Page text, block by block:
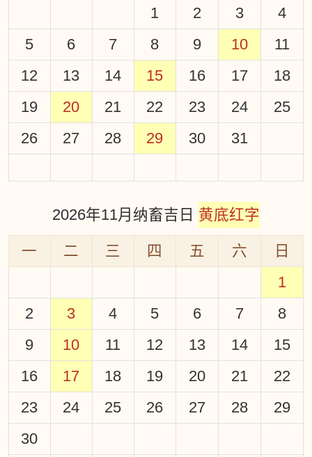
1
2 3
4
5
6 7 8 9 10
11
12
13 14 15 16 17
18
19
20 21 22 23 24
25
26
27 28 29 30 31
2026年11月纳畜吉日 黄底红字
一 二 三 四 五 六
日
1
2
3 4 5 6 7
8
9
10 11 12 13 14
15
16
17 18 19 20 21
22
23
24 25 26 27 28
29
30